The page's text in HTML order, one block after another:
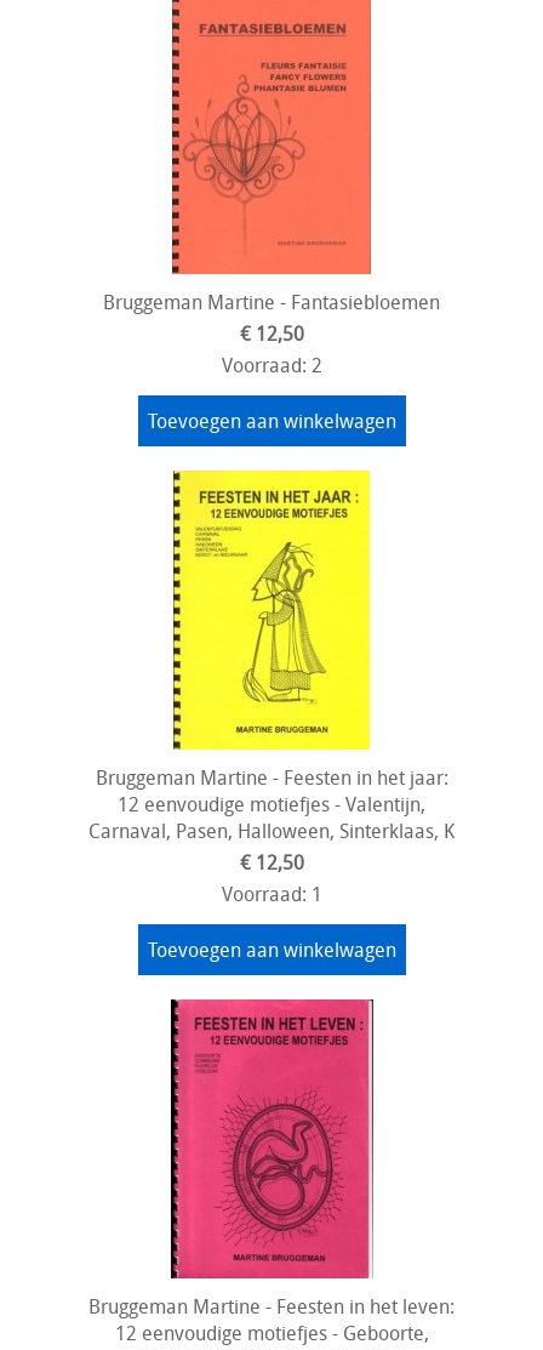
Bruggeman Martine - Fantasiebloemen
€ 12,50
Voorraad: 2
Toevoegen aan winkelwagen
Bruggeman Martine - Feesten in het jaar:
12 eenvoudige motiefjes - Valentijn,
Carnaval, Pasen, Halloween, Sinterklaas, K
€ 12,50
Voorraad: 1
Toevoegen aan winkelwagen
Bruggeman Martine - Feesten in het leven:
12 eenvoudige motiefjes - Geboorte,